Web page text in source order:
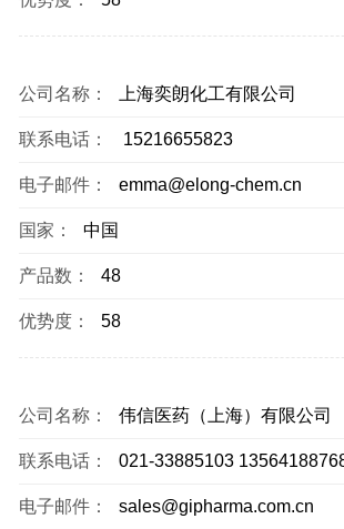
公司名称： 上海奕朗化工有限公司
联系电话： 15216655823
电子邮件： emma@elong-chem.cn
国家： 中国
产品数： 48
优势度： 58
公司名称： 伟信医药（上海）有限公司
联系电话： 021-33885103
电子邮件： sales@gipharma.com.cn